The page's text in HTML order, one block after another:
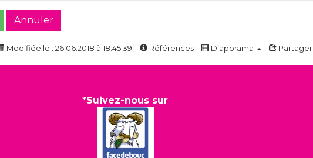
Annuler
Modifiée le : 26.06.2018 à 18:45:39 Références Diaporama Partager
*Suivez-nous sur